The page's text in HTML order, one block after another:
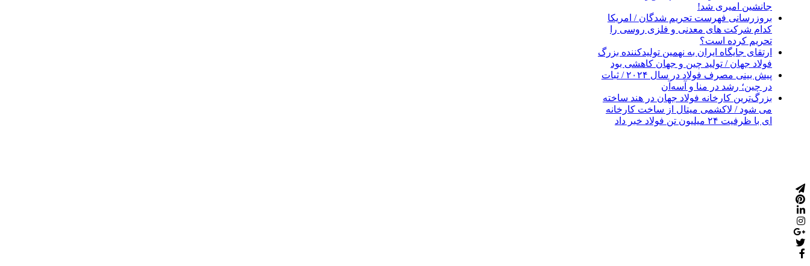
جانشین امیری شد!
بروزرسانی فهرست تحریم شدگان / امریکا
کدام شرکت ‌های معدنی و فلزی روسی را
تحریم کرده است؟
ارتقای جایگاه ایران به نهمین تولیدکننده بزرگ
فولاد جهان / تولید چین و جهان کاهشی بود
پیش بینی مصرف فولاد در سال ۲۰۲۴ / ثبات
در چین؛ رشد در منا و آسه‌آن
بزرگ‌ترین کارخانه فولاد جهان در هند ساخته
می شود / لاکشمی میتال از ساخت کارخانه
ای با ظرفیت ۲۴ میلیون تن فولاد خبر داد